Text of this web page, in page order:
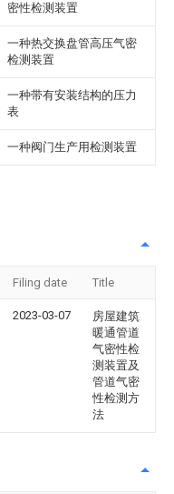
密性检测装置
一种热交换盘管高压气密
检测装置
一种带有安装结构的压力
表
一种阀门生产用检测装置
Filing date Title
2023-03-07
房屋建筑
暖通管道
气密性检
测装置及
管道气密
性检测方
法